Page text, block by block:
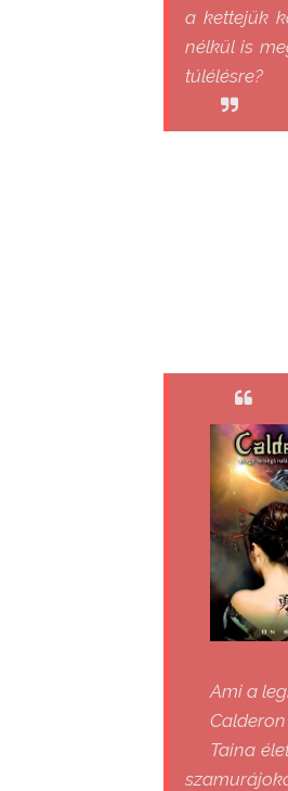
a kettejük
nélkül is
túlélésre?
Ami a
Taina